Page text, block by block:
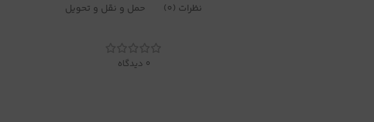
نظرات (0) حمل و نقل و تحویل
0 دیدگاه